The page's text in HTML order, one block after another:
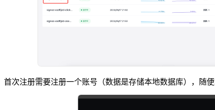
首次注册需要注册一个账号（数据是存储本地数据库），随便